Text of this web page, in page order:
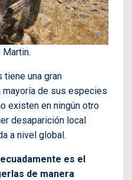
Martin.
tiene una gran
de sus especies
existen en ningún otro
desaparición local
a nivel global.
es el
de manera